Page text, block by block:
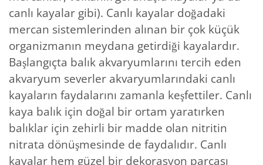
canlı kayalar gibi). Canlı kayalar doğadaki
mercan sistemlerinden alınan bir çok küçük
organizmanın meydana getirdiği kayalardır.
Başlangıçta balık akvaryumlarını tercih eden
akvaryum severler akvaryumlarındaki canlı
kayaların faydalarını zamanla keşfettiler. Canlı
kaya balık için doğal bir ortam yaratırken
balıklar için zehirli bir madde olan nitritin
nitrata dönüşmesinde de faydalıdır. Canlı
kayalar hem güzel bir dekorasyon parçası